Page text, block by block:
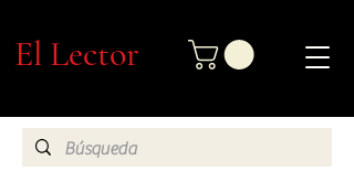
El Lector